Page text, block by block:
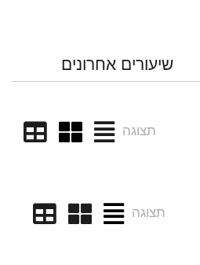
שיעורים אחרונים
תצוגה
תצוגה